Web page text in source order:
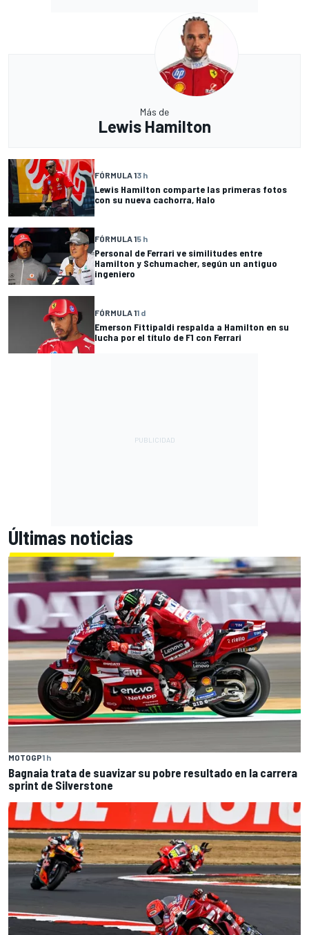
Más de
Lewis Hamilton
FÓRMULA 13 h
Lewis Hamilton comparte las primeras fotos
con su nueva cachorra, Halo
FÓRMULA 15 h
Personal de Ferrari ve similitudes entre
Hamilton y Schumacher, según un antiguo
ingeniero
FÓRMULA 11 d
Emerson Fittipaldi respalda a Hamilton en su
lucha por el título de F1 con Ferrari
Últimas noticias
MOTOGP1 h
Bagnaia trata de suavizar su pobre resultado en la carrera
sprint de Silverstone